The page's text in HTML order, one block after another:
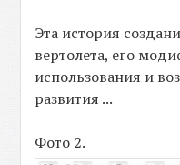
Эта история
вертолета, его
использования и
развития ...
Фото 2.